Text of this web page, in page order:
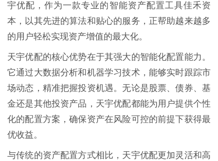
宇优配，作为一款专业的智能资产配置工具佳禾资
本，以其先进的算法和贴心的服务，正帮助越来越多
的用户轻松实现资产增值的最大化。
天宇优配的核心优势在于其强大的智能化配置能力。
它通过大数据分析和机器学习技术，能够实时跟踪市
场动态，精准把握投资机遇。无论是股票、债券、基
金还是其他投资产品，天宇优配都能为用户提供个性
化的配置方案，确保资产在风险可控的前提下获得最
优收益。
与传统的资产配置方式相比，天宇优配更加灵活和高